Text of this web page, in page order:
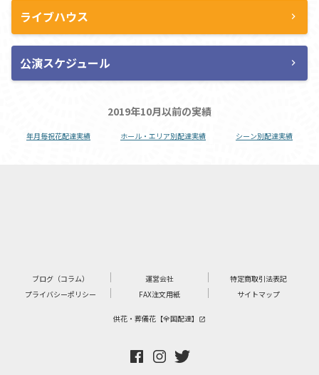
ライブハウス chevron_right
公演スケジュール chevron_right
2019年10月以前の実績
年月毎祝花配達実績 ホール・エリア別配達実績 シーン別配達実績
ブログ（コラム） 運営会社
特定商取引法表記
プライバシーポリシー
FAX注文用紙 サイトマップ
供花・葬儀花【全国配達】 launch